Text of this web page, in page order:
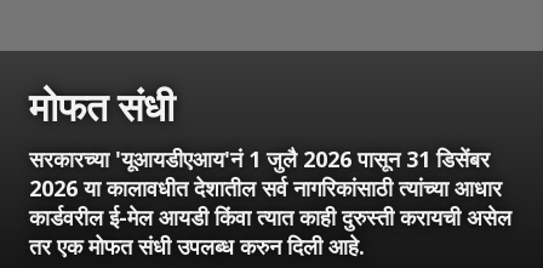
मोफत संधी
सरकारच्या 'यूआयडीएआय'नं 1 जुलै 2026 पासून 31 डिसेंबर
2026 या कालावधीत देशातील सर्व नागरिकांसाठी त्यांच्या आधार
कार्डवरील ई-मेल आयडी किंवा त्यात काही दुरुस्ती करायची असेल
तर एक मोफत संधी उपलब्ध करुन दिली आहे.